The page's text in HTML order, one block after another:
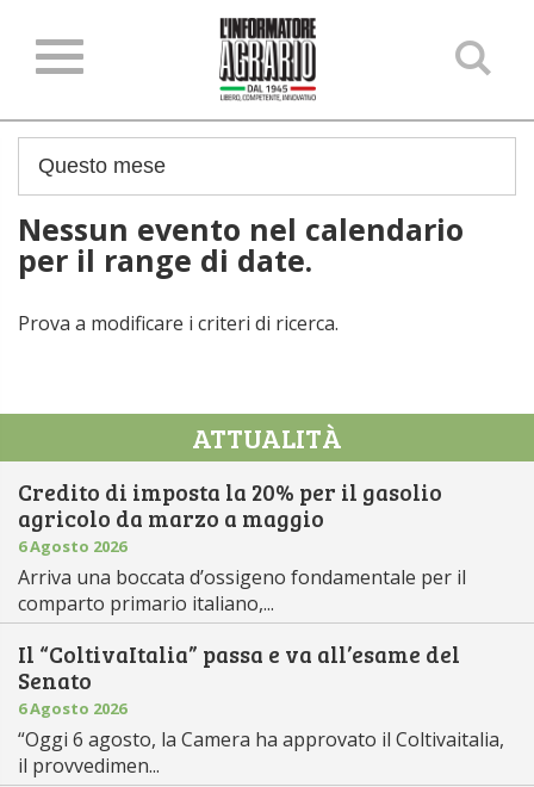
Nessun evento nel calendario
per il range di date.
Prova a modificare i criteri di ricerca.
ATTUALITÀ
Credito di imposta la 20% per il gasolio
agricolo da marzo a maggio
6 Agosto 2026
Arriva una boccata d’ossigeno fondamentale per il
comparto primario italiano,...
Il “ColtivaItalia” passa e va all’esame del
Senato
6 Agosto 2026
“Oggi 6 agosto, la Camera ha approvato il Coltivaitalia,
il provvedimen...